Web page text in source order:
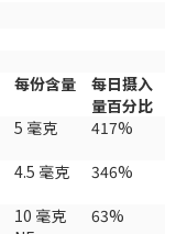
每份含量
每日摄入
量百分比
5 毫克
417%
4.5 毫克
346%
10 毫克
63%